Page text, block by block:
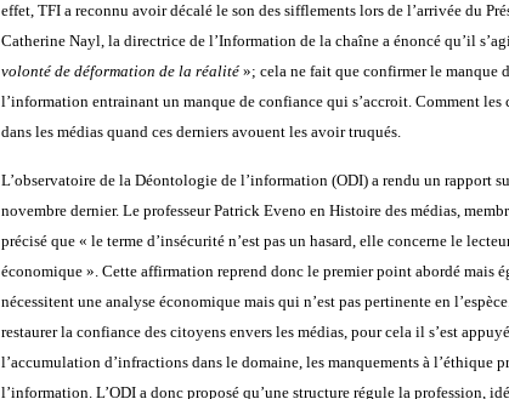
effet, TFI a reconnu avoir décalé le son des sifflements lors de l’arrivée du
Catherine Nayl, la directrice de l’Information de la chaîne a énoncé qu’il
volonté de déformation de la réalité »; cela ne fait que confirmer le manque
l’information entrainant un manque de confiance qui s’accroit. Comment
dans les médias quand ces derniers avouent les avoir truqués.
L’observatoire de la Déontologie de l’information (ODI) a rendu un rapport
novembre dernier. Le professeur Patrick Eveno en Histoire des médias,
précisé que « le terme d’insécurité n’est pas un hasard, elle concerne le
économique ». Cette affirmation reprend donc le premier point abordé mais
nécessitent une analyse économique mais qui n’est pas pertinente en
restaurer la confiance des citoyens envers les médias, pour cela il s’est
l’accumulation d’infractions dans le domaine, les manquements à l’éthique
l’information. L’ODI a donc proposé qu’une structure régule la profession,